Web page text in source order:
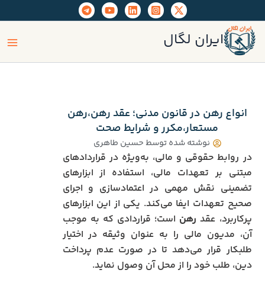
به
محتوا
ایران لگال
انواع رهن در قانون مدنی؛ عقد رهن،رهن
مستعار،مکرر و شرایط صحت
نوشته شده توسطحسین طاهری
در روابط حقوقی و مالی، به‌ویژه در قراردادهای
مبتنی بر تعهدات مالی، استفاده از ابزارهای
تضمینی نقش مهمی در اعتمادسازی و اجرای
صحیح تعهدات ایفا می‌کند. یکی از این ابزارهای
پرکاربرد، عقد رهن است؛ قراردادی که به موجب
آن، مدیون مالی را به عنوان وثیقه در اختیار
طلبکار قرار می‌دهد تا در صورت عدم پرداخت
دین، طلب خود را از محل آن وصول نماید.